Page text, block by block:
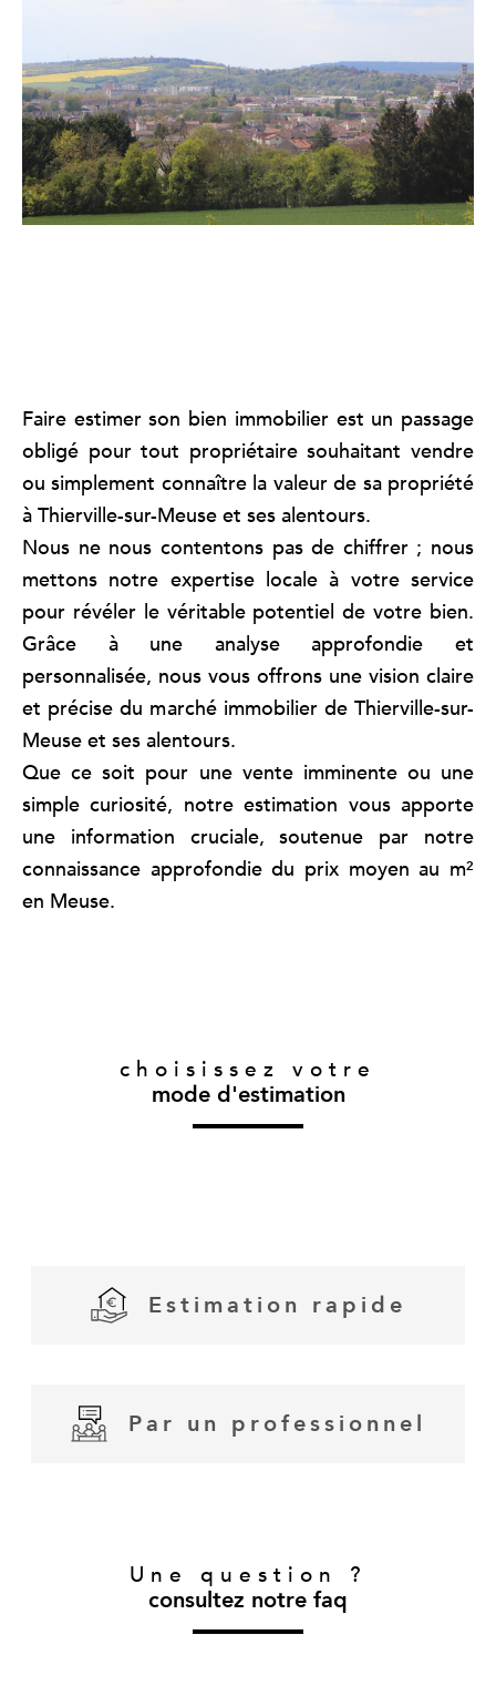
Faire estimer son bien immobilier est un passage
obligé pour tout propriétaire souhaitant vendre
ou simplement connaître la valeur de sa propriété
à Thierville-sur-Meuse et ses alentours.
Nous ne nous contentons pas de chiffrer ; nous
mettons notre expertise locale à votre service
pour révéler le véritable potentiel de votre bien.
Grâce à une analyse approfondie et
personnalisée, nous vous offrons une vision claire
et précise du marché immobilier de Thierville-sur-
Meuse et ses alentours.
Que ce soit pour une vente imminente ou une
simple curiosité, notre estimation vous apporte
une information cruciale, soutenue par notre
connaissance approfondie du prix moyen au m²
en Meuse.
choisissez votre
mode d'estimation
Estimation rapide
Par un professionnel
J'obtiens une
estimation en 4
Je souhaite une
estimation pour
Une question ?
consultez notre faq